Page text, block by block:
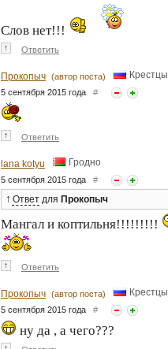
Слов нет!!!
↑ Ответить
Прокопыч (автор поста) Крестцы
5 сентября 2015 года #
↑ Ответить
lana kotyu Гродно
5 сентября 2015 года #
↑ Ответ для Прокопыч
Мангал и коптильня!!!!!!!!!
↑ Ответить
Прокопыч (автор поста) Крестцы
5 сентября 2015 года #
ну да , а чего???